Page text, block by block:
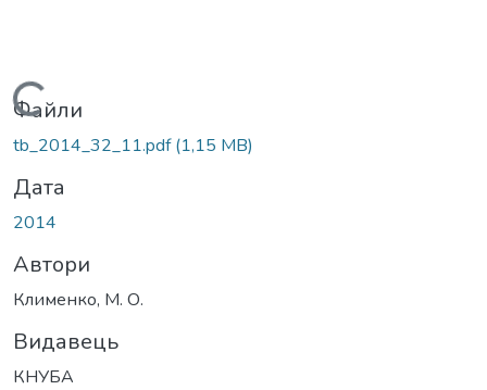
Вантажиться...
Файли
tb_2014_32_11.pdf(1,15 MB)
Дата
2014
Автори
Клименко, М. О.
Видавець
КНУБА